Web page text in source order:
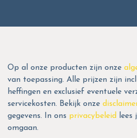
Op al onze producten zijn onze
van toepassing. Alle prijzen zijn
heffingen en exclusief eventuele
servicekosten. Bekijk onze
gegevens. In ons privacybeleid
lees
omgaan.